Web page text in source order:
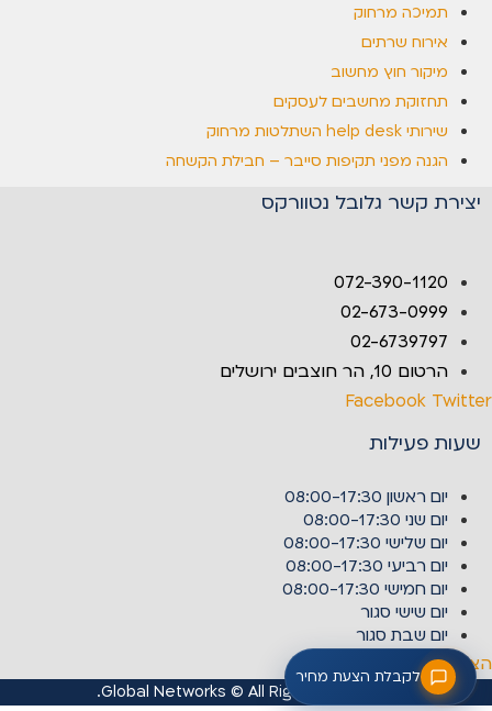
תמיכה מרחוק
אירוח שרתים
מיקור חוץ מחשוב
תחזוקת מחשבים לעסקים
שירותי help desk השתלטות מרחוק
הגנה מפני תקיפות סייבר – חבילת הקשחה
יצירת קשר גלובל נטוורקס
072-390-1120
02-673-0999
02-6739797
הרטום 10, הר חוצבים ירושלים
Facebook Twitter
שעות פעילות
יום ראשון 08:00-17:30
יום שני 08:00-17:30
יום שלישי 08:00-17:30
יום רביעי 08:00-17:30
יום חמישי 08:00-17:30
יום שישי סגור
יום שבת סגור
הצהרת נגישות
Global Networks © All Rights Reserved.
לקבלת הצעת מחיר